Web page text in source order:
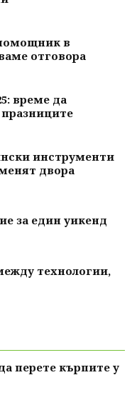
в
отговора
време да
инструменти
двора
за един уикенд
технологии,
перете кърпите у